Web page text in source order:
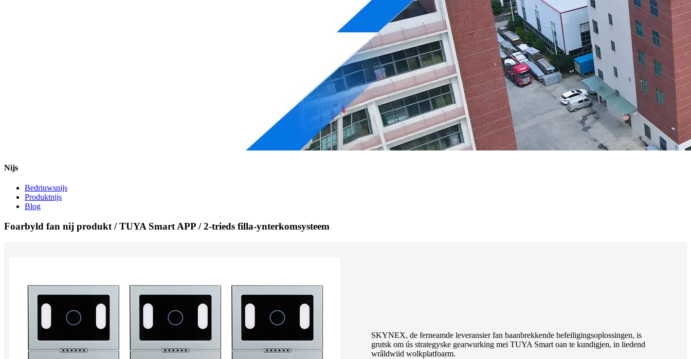
Nijs
Bedriuwsnijs
Produktnijs
Blog
Foarbyld fan nij produkt / TUYA Smart APP / 2-trieds filla-ynterkomsysteem
SKYNEX, de ferneamde leveransier fan baanbrekkende befeiligingsoplossingen, is
grutsk om ús strategyske gearwurking mei TUYA Smart oan te kundigjen, in liedend
wrâldwiid wolkplatfoarm.